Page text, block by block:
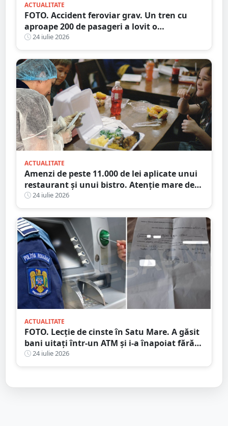
ACTUALITATE
FOTO. Accident feroviar grav. Un tren cu
aproape 200 de pasageri a lovit o
autocisternă, care a luat foc
24 iulie 2026
ACTUALITATE
Amenzi de peste 11.000 de lei aplicate unui
restaurant și unui bistro. Atenție mare de
unde mâncați
24 iulie 2026
ACTUALITATE
FOTO. Lecție de cinste în Satu Mare. A găsit
bani uitați într-un ATM și i-a înapoiat fără
să stea pe gânduri
24 iulie 2026